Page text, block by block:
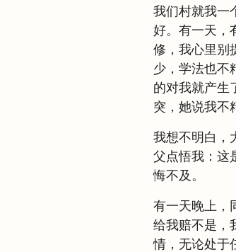
我们村就我一
好。有一天，
修，我心里别
少，学法也不
的对我就产生
突，她说我不
我想不明白，
父点悟我：这
悔不及。
有一天晚上，
给我赔不是，
情，无论处于